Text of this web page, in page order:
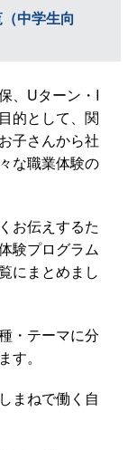
中学生向
、Uターン・I
的として、関
子さんから社
な職業体験の
お伝えするた
験プログラム
にまとめまし
・テーマに分
。
まねで働く自